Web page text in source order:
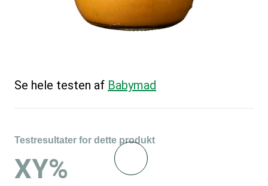
Se hele testen af Babymad
Testresultater for dette produkt
XY%